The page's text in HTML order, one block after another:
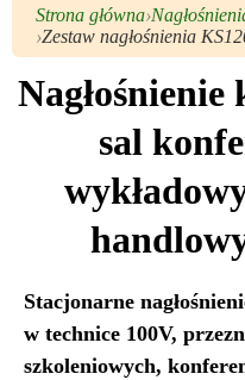
Strona główna
Zestaw nagłośnienia
sal
Stacjonarne
w technice 100V,
szkoleniowych,